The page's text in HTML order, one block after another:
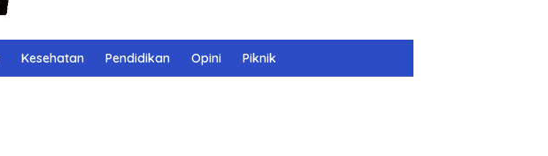
Kesehatan Pendidikan Opini Piknik